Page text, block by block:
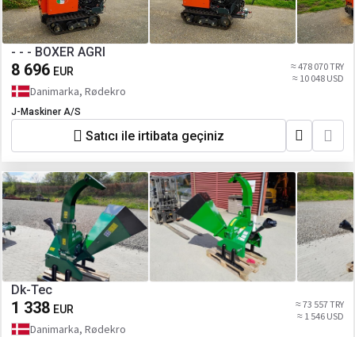
- - - BOXER AGRI
8 696 EUR
≈ 478 070 TRY
≈ 10 048 USD
Danimarka, Rødekro
J-Maskiner A/S
Satıcı ile irtibata geçiniz
Dk-Tec
1 338 EUR
≈ 73 557 TRY
≈ 1 546 USD
Danimarka, Rødekro